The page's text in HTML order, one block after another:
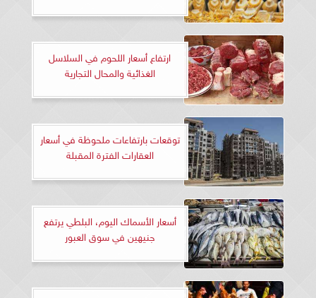
ارتفاع أسعار اللحوم في السلاسل
الغذائية والمحال التجارية
توقعات بارتفاعات ملحوظة في أسعار
العقارات الفترة المقبلة
أسعار الأسماك اليوم، البلطي يرتفع
جنيهين في سوق العبور